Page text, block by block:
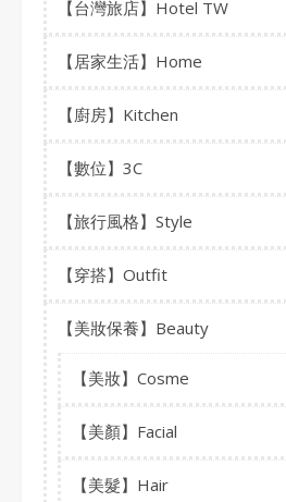
【台灣旅店】Hotel TW
【居家生活】Home
【廚房】Kitchen
【數位】3C
【旅行風格】Style
【穿搭】Outfit
【美妝保養】Beauty
【美妝】Cosme
【美顏】Facial
【美髮】Hair